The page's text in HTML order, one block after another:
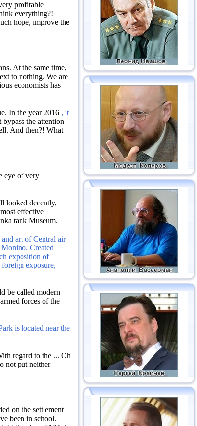
profitable
everything?!
hope, improve the
At the same time,
to nothing. We are
economists has
In the year 2016 , it
bypass the attention
And then?! What
eye of very
looked decently,
effective
tank Museum.
art of Central air
Monino. Created
exposition of
foreign exposure,
be called modern
forces of the
is located near the
regard to the ... Oh
not put neither
on the settlement
been in school.